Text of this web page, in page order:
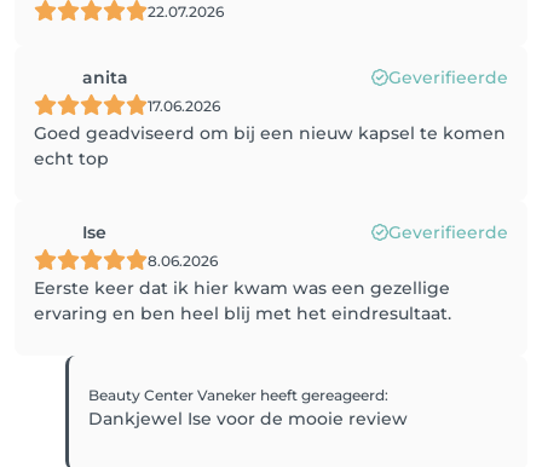
22.07.2026
anita Geverifieerde
17.06.2026
Goed geadviseerd om bij een nieuw kapsel te komen
echt top
Ise Geverifieerde
8.06.2026
Eerste keer dat ik hier kwam was een gezellige
ervaring en ben heel blij met het eindresultaat.
Beauty Center Vaneker heeft gereageerd:
Dankjewel Ise voor de mooie review